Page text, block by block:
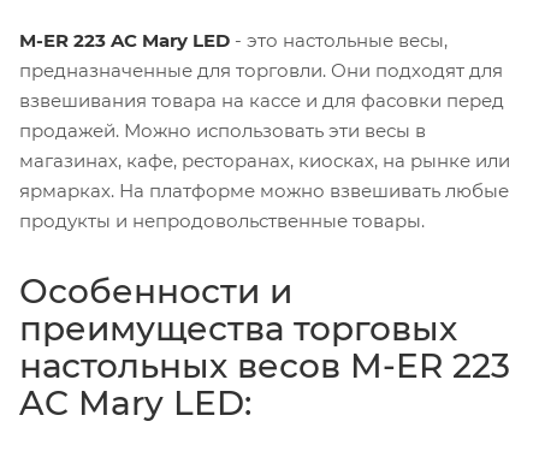
M-ER 223 AC Mary LED - это настольные весы,
предназначенные для торговли. Они подходят для
взвешивания товара на кассе и для фасовки перед
продажей. Можно использовать эти весы в
магазинах, кафе, ресторанах, киосках, на рынке или
ярмарках. На платформе можно взвешивать любые
продукты и непродовольственные товары.
Особенности и
преимущества торговых
настольных весов M-ER 223
AC Mary LED: